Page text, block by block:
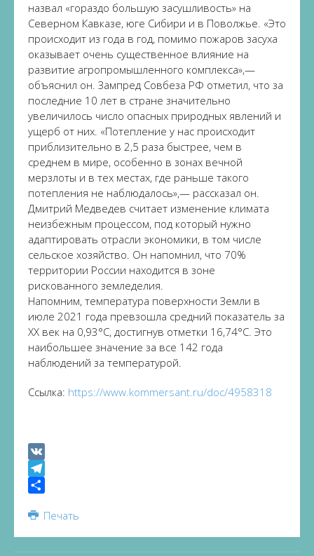
назвал «гораздо большую засушливость» на
Северном Кавказе, юге Сибири и в Поволжье. «Это
происходит из года в год, помимо пожаров засуха
оказывает очень существенное влияние на
развитие агропромышленного комплекса»,—
объяснил он. Зампред Совбеза РФ отметил, что за
последние 10 лет в стране значительно
увеличилось число опасных природных явлений и
ущерб от них. «Потепление у нас происходит
приблизительно в 2,5 раза быстрее, чем в
среднем в мире, особенно в зонах вечной
мерзлоты и в тех местах, где раньше такого
потепления не наблюдалось»,— рассказал он.
Дмитрий Медведев считает изменение климата
неизбежным процессом, под который нужно
адаптировать отрасли экономики, в том числе
сельское хозяйство. Он напомнил, что 70%
территории России находится в зоне
рискованного земледелия.
Напомним, температура поверхности Земли в
июле 2021 года превзошла средний показатель за
XX век на 0,93°C, достигнув отметки 16,74°C. Это
наибольшее значение за все 142 года
наблюдений за температурой.
Ссылка: https://www.kommersant.ru/doc/4958318
VK
Telegram
Печать